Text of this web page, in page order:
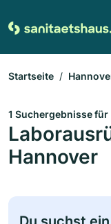
Startseite
1 Suchergebnisse für
Hannover